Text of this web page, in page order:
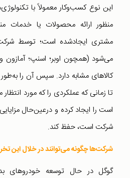
این نوع کسب‌وکار معمولاً با
منظور ارائه محصولات یا خدمات
مشتری ایجادشده است؛ توسط
می‌شود (همچون اوبر؛ اسنپ؛ آمازون
کالاهای مشابه دارد. سپس آن را
تا زمانی که عملکردی را که مورد
است را ایجاد کرده و درعین‌حال
شرکت است، حفظ کند.
شرکت‌ها چگونه می‌توانند در خلال این
گوگل در حال توسعه خودروهای